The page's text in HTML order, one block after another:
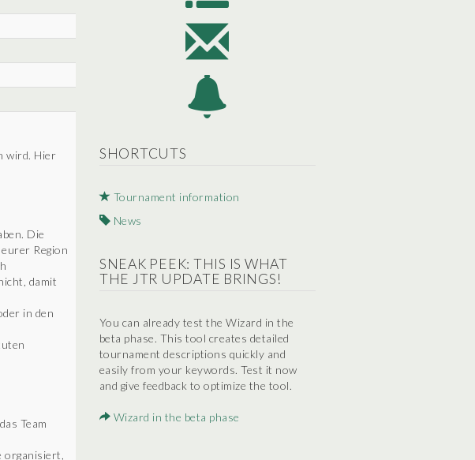
SHORTCUTS
Tournament information
News
SNEAK PEEK: THIS IS WHAT
THE JTR UPDATE BRINGS!
You can already test the Wizard in the
beta phase. This tool creates detailed
tournament descriptions quickly and
easily from your keywords. Test it now
and give feedback to optimize the tool.
Wizard in the beta phase
wird. Hier
Die
Region
damit
in den
Team
organisiert,